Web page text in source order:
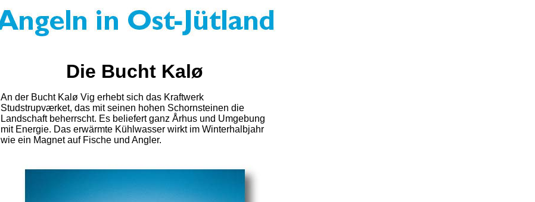
Die Bucht Kalø
An der Bucht Kalø Vig erhebt sich das Kraftwerk
Studstrupværket, das mit seinen hohen Schornsteinen die
Landschaft beherrscht. Es beliefert ganz Århus und Umgebung
mit Energie. Das erwärmte Kühlwasser wirkt im Winterhalbjahr
wie ein Magnet auf Fische und Angler.